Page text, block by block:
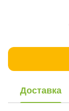
Доставка